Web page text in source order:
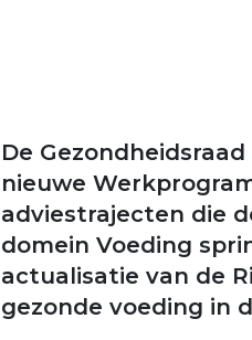
De
nieuwe
adviestrajecten die
domein Voeding
actualisatie van de
gezonde voeding in